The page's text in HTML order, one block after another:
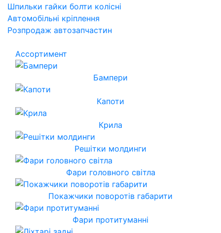
Шпильки гайки болти колісні
Автомобільні кріплення
Розпродаж автозапчастин
Ассортимент
Бампери
Капоти
Крила
Решітки молдинги
Фари головного світла
Покажчики поворотів габарити
Фари протитуманні